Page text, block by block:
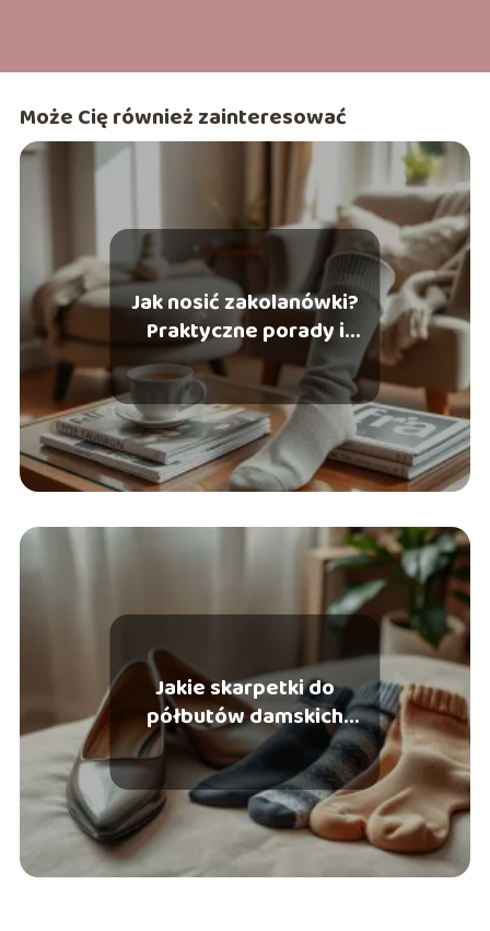
Może Cię również zainteresować
Jak nosić zakolanówki?
Praktyczne porady i
stylizacje
Jakie skarpetki do
półbutów damskich
wybrać? Oto nasze
porady!